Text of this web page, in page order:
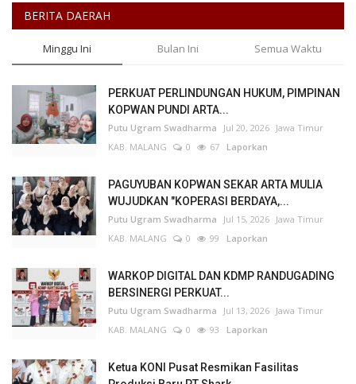
BERITA DAERAH
Minggu Ini Bulan Ini Semua Waktu
PERKUAT PERLINDUNGAN HUKUM, PIMPINAN
KOPWAN PUNDI ARTA...
Putu Ugram Swadharma Jul 20, 2026 Jawa Timur
KAB. MALANG
0 67 Laporkan
PAGUYUBAN KOPWAN SEKAR ARTA MULIA
WUJUDKAN "KOPERASI BERDAYA,...
Putu Ugram Swadharma Jul 15, 2026 Jawa Timur
KAB. MALANG
0 99 Laporkan
WARKOP DIGITAL DAN KDMP RANDUGADING
BERSINERGI PERKUAT...
Putu Ugram Swadharma Jul 13, 2026 Jawa Timur
KAB. MALANG
0 93 Laporkan
Ketua KONI Pusat Resmikan Fasilitas